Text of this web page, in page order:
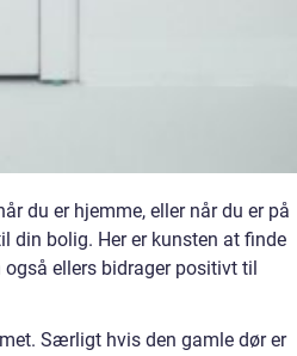
du er hjemme, eller når du er på
din bolig. Her er kunsten at finde
ellers bidrager positivt til
Særligt hvis den gamle dør er